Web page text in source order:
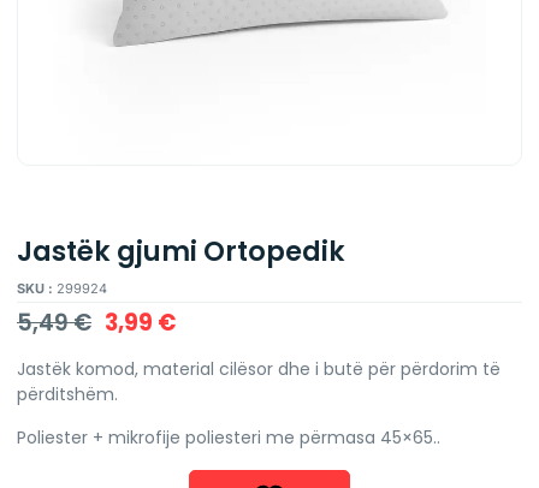
Jastëk gjumi Ortopedik
SKU : 299924
5,49€ 3,99 €
Jastëk komod, material cilësor dhe i butë për përdorim të
përditshëm.
Poliester + mikrofije poliesteri me përmasa 45×65..